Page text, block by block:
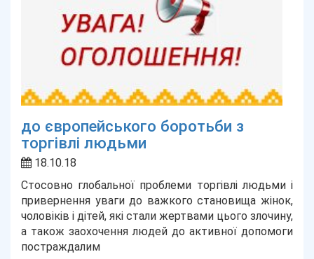
до європейського боротьби з
торгівлі людьми
18.10.18
Стосовно глобальної проблеми торгівлі людьми і
привернення уваги до важкого становища жінок,
чоловіків і дітей, які стали жертвами цього злочину,
а також заохочення людей до активної допомоги
постраждалим